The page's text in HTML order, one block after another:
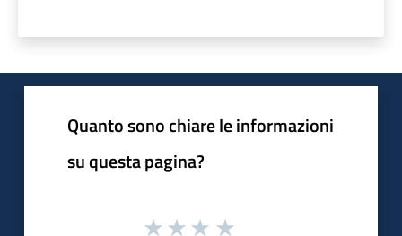
Quanto sono chiare le informazioni
su questa pagina?